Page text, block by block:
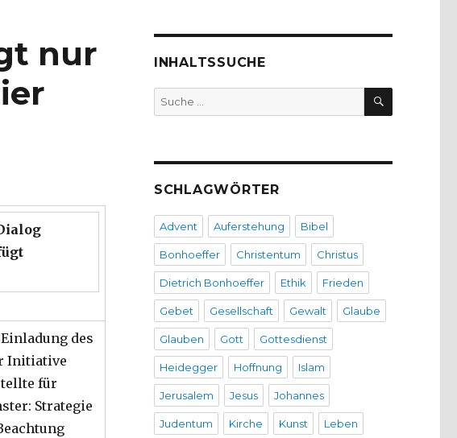
nur
des
Initiative
für
Strategie
INHALTSSUCHE
Suche
nach:
SUCHEN
SCHLAGWÖRTER
Advent Auferstehung Bibel
Bonhoeffer Christentum Christus
Dietrich Bonhoeffer Ethik Frieden
Gebet Gesellschaft Gewalt Glaube
Glauben Gott Gottesdienst
Heidegger Hoffnung Islam
Jerusalem Jesus Johannes
Judentum Kirche Kunst Leben